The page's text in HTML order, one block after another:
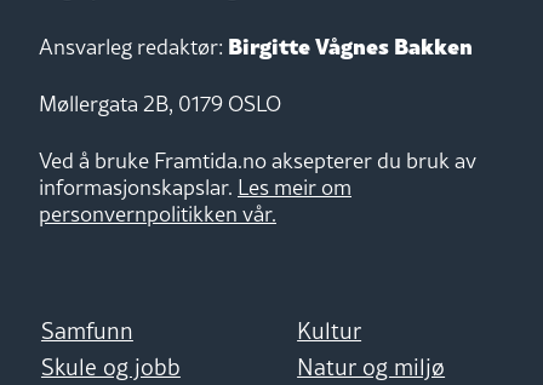
Ansvarleg redaktør: Birgitte Vågnes Bakken
Møllergata 2B, 0179 OSLO
Ved å bruke Framtida.no aksepterer du bruk av
informasjonskapslar. Les meir om
personvernpolitikken vår.
Samfunn
Kultur
Skule og jobb
Natur og miljø